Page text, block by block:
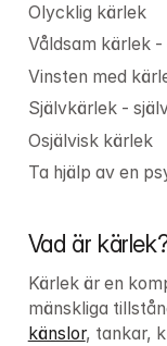
Vad är
Kärlek är en
känslor, tankar,
Olycklig kärlek
Våldsam kärlek
Vinsten med
Självkärlek -
Osjälvisk kärlek
Ta hjälp av en